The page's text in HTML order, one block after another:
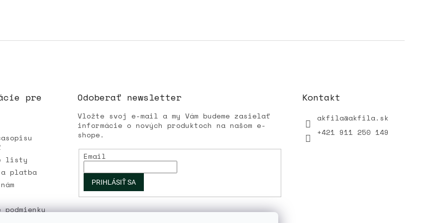
pre
listy
a platba
podmienky
Odoberať newsletter
Vložte svoj e-mail a my Vám budeme zasielať
informácie o nových produktoch na našom e-
shope.
Email
PRIHLÁSIŤ SA
Kontakt
akfila@akfila.sk
+421 911 250 149